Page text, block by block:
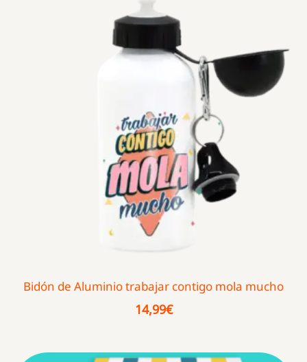
Bidón de Aluminio trabajar contigo mola mucho
14,99€